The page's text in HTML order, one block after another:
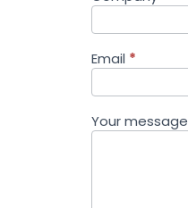
Email *
Your message